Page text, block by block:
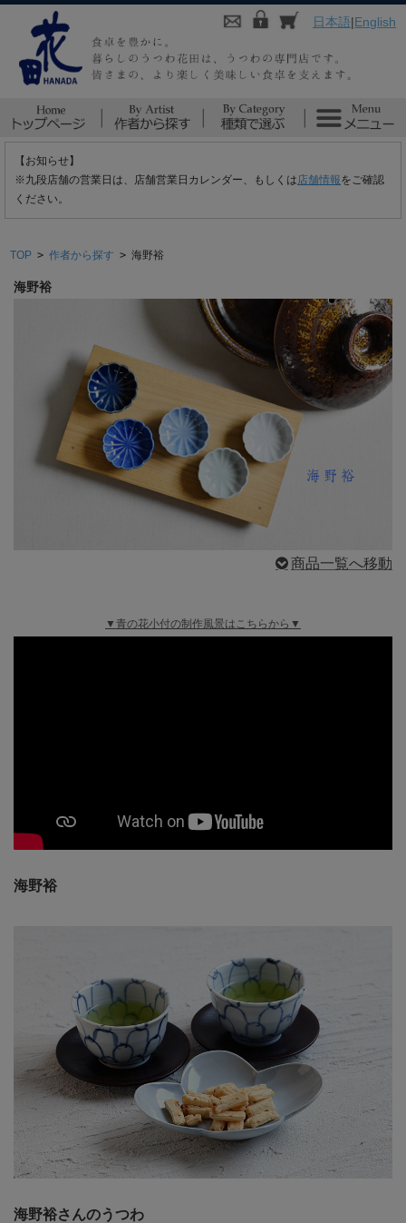
日本語|English
【お知らせ】
※九段店舗の営業日は、店舗営業日カレンダー、もしくは 店舗情報をご確認
ください。
TOP > 作者から探す > 海野裕
海野裕
商品一覧へ移動
▼青の花小付の制作風景はこちらから▼
海野裕
海野裕さんのうつわ